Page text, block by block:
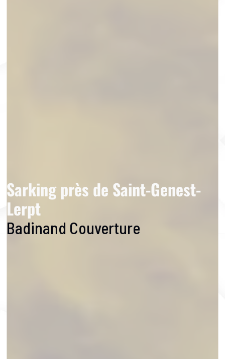
Sarking près de Saint-Genest-
Lerpt
Badinand Couverture